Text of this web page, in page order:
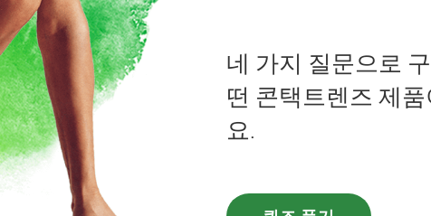
네 가지 질문으로
떤 콘택트렌즈 제
요.